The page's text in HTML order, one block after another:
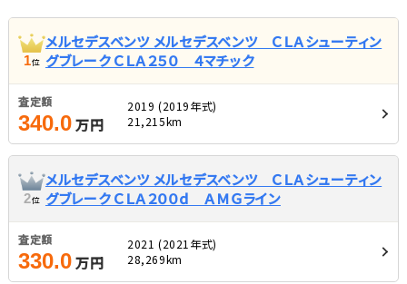
1位
メルセデスベンツ メルセデスベンツ ＣＬＡシューティン
グブレーク ＣＬＡ２５０ ４マチック
査定額
340.0万円
2019 (2019年式)
21,215km
2位
メルセデスベンツ メルセデスベンツ ＣＬＡシューティン
グブレーク ＣＬＡ２００ｄ ＡＭＧライン
査定額
330.0万円
2021 (2021年式)
28,269km